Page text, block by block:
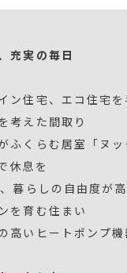
充実の毎日
ン住宅、エコ住宅
考えた間取り
くらむ居室「ヌッ
休息を
暮らしの自由度が
を育む住まい
高いヒートポンプ